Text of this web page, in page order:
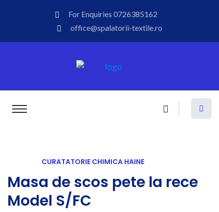
For Enquiries 0726385162
office@spalatorii-textile.ro
CURATATORIE CHIMICA HAINE
Masa de scos pete la rece
Model S/FC